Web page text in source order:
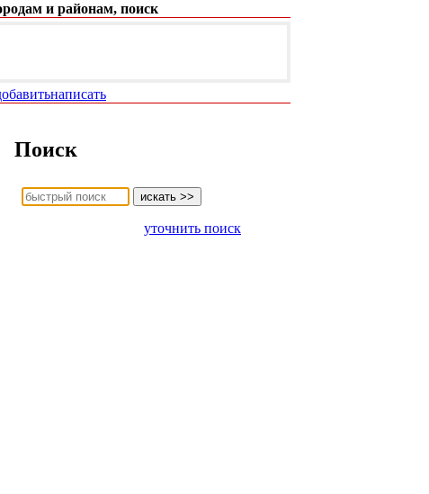
и районам, поиск
написать
Поиск
уточнить поиск